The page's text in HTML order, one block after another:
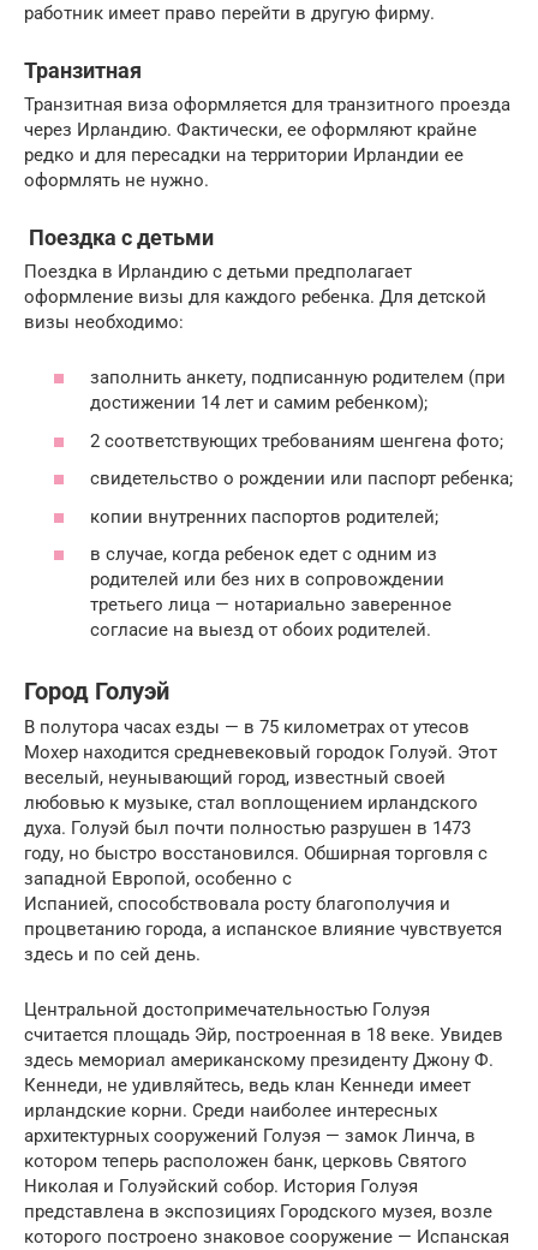
работник имеет право перейти в другую фирму.
Транзитная
Транзитная виза оформляется для транзитного проезда
через Ирландию. Фактически, ее оформляют крайне
редко и для пересадки на территории Ирландии ее
оформлять не нужно.
Поездка с детьми
Поездка в Ирландию с детьми предполагает
оформление визы для каждого ребенка. Для детской
визы необходимо:
заполнить анкету, подписанную родителем (при
достижении 14 лет и самим ребенком);
2 соответствующих требованиям шенгена фото;
свидетельство о рождении или паспорт ребенка;
копии внутренних паспортов родителей;
в случае, когда ребенок едет с одним из
родителей или без них в сопровождении
третьего лица — нотариально заверенное
согласие на выезд от обоих родителей.
Город Голуэй
В полутора часах езды — в 75 километрах от утесов
Мохер находится средневековый городок Голуэй. Этот
веселый, неунывающий город, известный своей
любовью к музыке, стал воплощением ирландского
духа. Голуэй был почти полностью разрушен в 1473
году, но быстро восстановился. Обширная торговля с
западной Европой, особенно с
Испанией, способствовала росту благополучия и
процветанию города, а испанское влияние чувствуется
здесь и по сей день.
Центральной достопримечательностью Голуэя
считается площадь Эйр, построенная в 18 веке. Увидев
здесь мемориал американскому президенту Джону Ф.
Кеннеди, не удивляйтесь, ведь клан Кеннеди имеет
ирландские корни. Среди наиболее интересных
архитектурных сооружений Голуэя — замок Линча, в
котором теперь расположен банк, церковь Святого
Николая и Голуэйский собор. История Голуэя
представлена в экспозициях Городского музея, возле
которого построено знаковое сооружение — Испанская